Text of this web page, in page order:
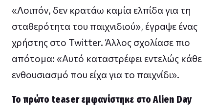
«Λοιπόν, δεν κρατάω καμία ελπίδα για τη
σταθερότητα του παιχνιδιού», έγραψε ένας
χρήστης στο Twitter. Άλλος σχολίασε πιο
απότομα: «Αυτό καταστρέφει εντελώς κάθε
ενθουσιασμό που είχα για το παιχνίδι».
Το πρώτο teaser εμφανίστηκε στο Alien Day